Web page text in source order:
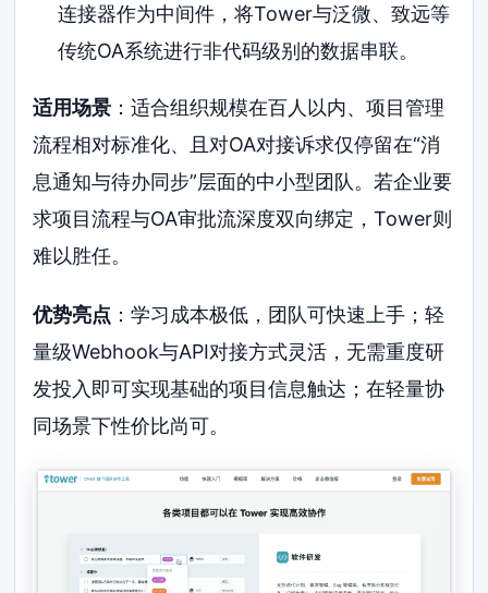
连接器作为中间件，将Tower与泛微、致远等
传统OA系统进行非代码级别的数据串联。
适用场景 ：适合组织规模在百人以内、项目管理
流程相对标准化、且对OA对接诉求仅停留在“消
息通知与待办同步”层面的中小型团队。若企业要
求项目流程与OA审批流深度双向绑定，Tower则
难以胜任。
优势亮点 ：学习成本极低，团队可快速上手；轻
量级Webhook与API对接方式灵活，无需重度研
发投入即可实现基础的项目信息触达；在轻量协
同场景下性价比尚可。